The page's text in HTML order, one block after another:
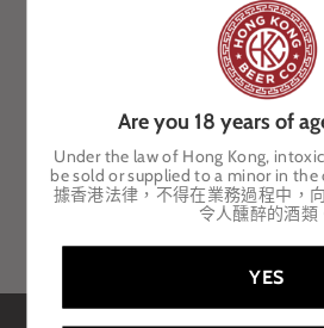
繼續購物
語
貨
Are you 18 years of
Under the law of Hong Kong,
be sold or supplied to a minor in the
據香港法律，不得在業務過程中，
令人醺醉的酒類
YES